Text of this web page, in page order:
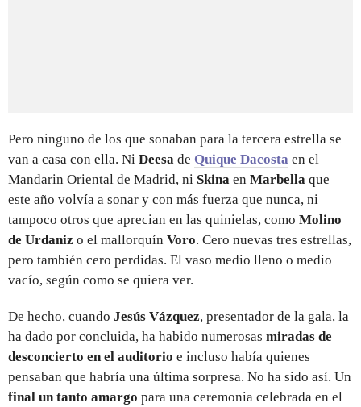
Pero ninguno de los que sonaban para la tercera estrella se
van a casa con ella. Ni Deesa de Quique Dacosta en el
Mandarin Oriental de Madrid, ni Skina en Marbella que
este año volvía a sonar y con más fuerza que nunca, ni
tampoco otros que aprecian en las quinielas, como Molino
de Urdaniz o el mallorquín Voro. Cero nuevas tres estrellas,
pero también cero perdidas. El vaso medio lleno o medio
vacío, según como se quiera ver.
De hecho, cuando Jesús Vázquez, presentador de la gala, la
ha dado por concluida, ha habido numerosas miradas de
desconcierto en el auditorio e incluso había quienes
pensaban que habría una última sorpresa. No ha sido así. Un
final un tanto amargo para una ceremonia celebrada en el